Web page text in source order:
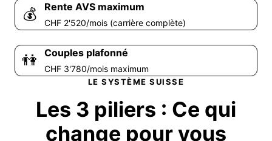
💰 Rente AVS maximum
CHF 2'520/mois (carrière complète)
👫 Couples plafonné
CHF 3'780/mois maximum
LE SYSTÈME SUISSE
Les 3 piliers : Ce qui
change pour vous